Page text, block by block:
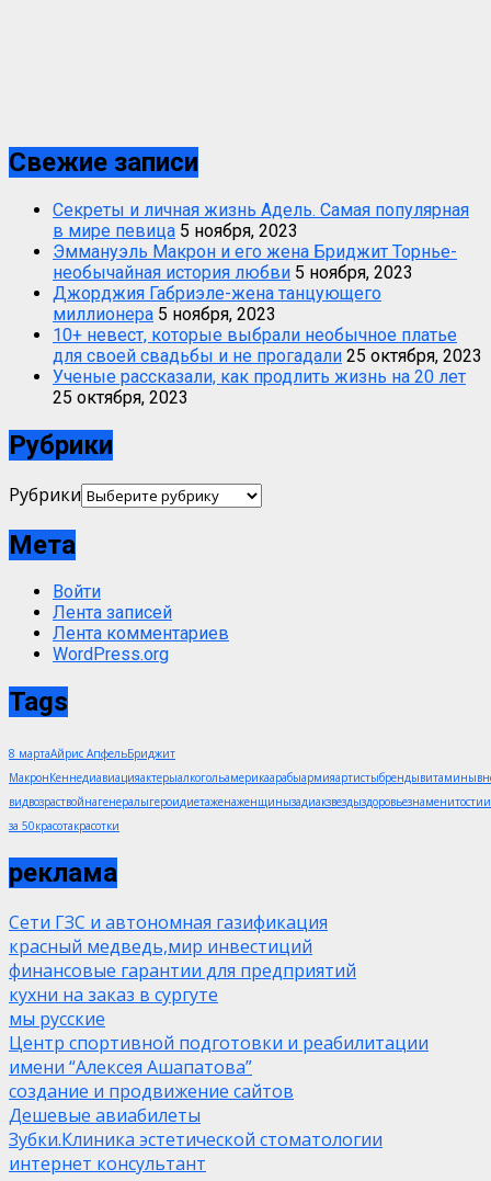
Свежие записи
Секреты и личная жизнь Адель. Самая популярная
в мире певица 5 ноября, 2023
Эммануэль Макрон и его жена Бриджит Торнье-
необычайная история любви 5 ноября, 2023
Джорджия Габриэле-жена танцующего
миллионера 5 ноября, 2023
10+ невест, которые выбрали необычное платье
для своей свадьбы и не прогадали 25 октября, 2023
Ученые рассказали, как продлить жизнь на 20 лет
25 октября, 2023
Рубрики
Рубрики
Мета
Войти
Лента записей
Лента комментариев
WordPress.org
Tags
8 мартаАйрис АпфельБриджит
МакронКеннедиавиацияактерыалкогольамерикаарабыармияартистыбрендывитамины
видвозраствойнагенералыгероидиетаженаженщинызадиакзвездыздоровьезнаменитости
за 50красотакрасотки
реклама
Сети ГЗС и автономная газификация
красный медведь,мир инвестиций
финансовые гарантии для предприятий
кухни на заказ в сургуте
мы русские
Центр спортивной подготовки и реабилитации
имени “Алексея Ашапатова”
создание и продвижение сайтов
Дешевые авиабилеты
Зубки.Клиника эстетической стоматологии
интернет консультант